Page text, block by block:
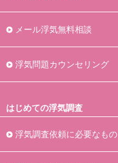
メール浮気無料相談
浮気問題カウンセリング
はじめての浮気調査
浮気調査依頼に必要なもの